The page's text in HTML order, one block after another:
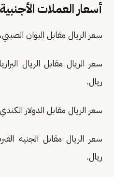
أسعار العملات
سعر الريال مقابل اليوان الصيني،
ريال.
سعر الريال مقابل الدولار الكندي،
ريال.